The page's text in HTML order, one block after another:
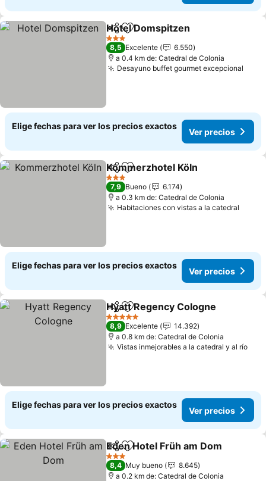
CompartirAgregar a favoritos
Hotel Domspitzen
3 Estrellas
8,5 Excelente
6.550
a 0.4 km de: Catedral de Colonia
Desayuno buffet gourmet excepcional
Elige fechas para ver los precios exactos
Ver precios
CompartirAgregar a favoritos
Kommerzhotel Köln
3 Estrellas
7,9 Bueno
6.174
a 0.3 km de: Catedral de Colonia
Habitaciones con vistas a la catedral
Elige fechas para ver los precios exactos
Ver precios
CompartirAgregar a favoritos
Hyatt Regency Cologne
5 Estrellas
8,9 Excelente
14.392
a 0.8 km de: Catedral de Colonia
Vistas inmejorables a la catedral y al río
Elige fechas para ver los precios exactos
Ver precios
CompartirAgregar a favoritos
Eden Hotel Früh am Dom
3 Estrellas
8,4 Muy bueno
8.645
a 0.2 km de: Catedral de Colonia